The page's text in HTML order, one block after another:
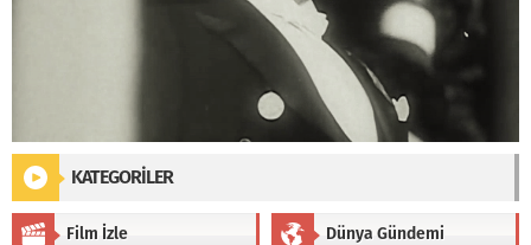
KATEGORİLER
Film İzle Dünya Gündemi